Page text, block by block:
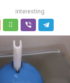
interesting